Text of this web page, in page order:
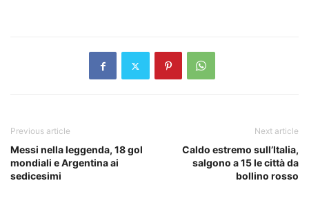
Previous article
Messi nella leggenda, 18 gol
mondiali e Argentina ai
sedicesimi
Next article
Caldo estremo sull’Italia,
salgono a 15 le città da
bollino rosso